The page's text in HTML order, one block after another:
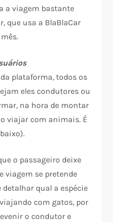
a viagem bastante
que usa a BlaBlaCar
plataforma, todos os
eles condutores ou
na hora de montar
viajar com animais. É
o passageiro deixe
viagem se pretende
qual a espécie
com gatos, por
o condutor e